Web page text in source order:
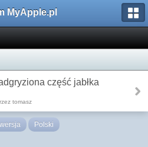
MyApple.pl
część jabłka
tomasz
Polski